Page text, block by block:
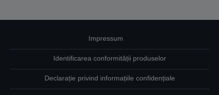
Impressum
Identificarea conformității produselor
Declarație privind informațiile confidențiale